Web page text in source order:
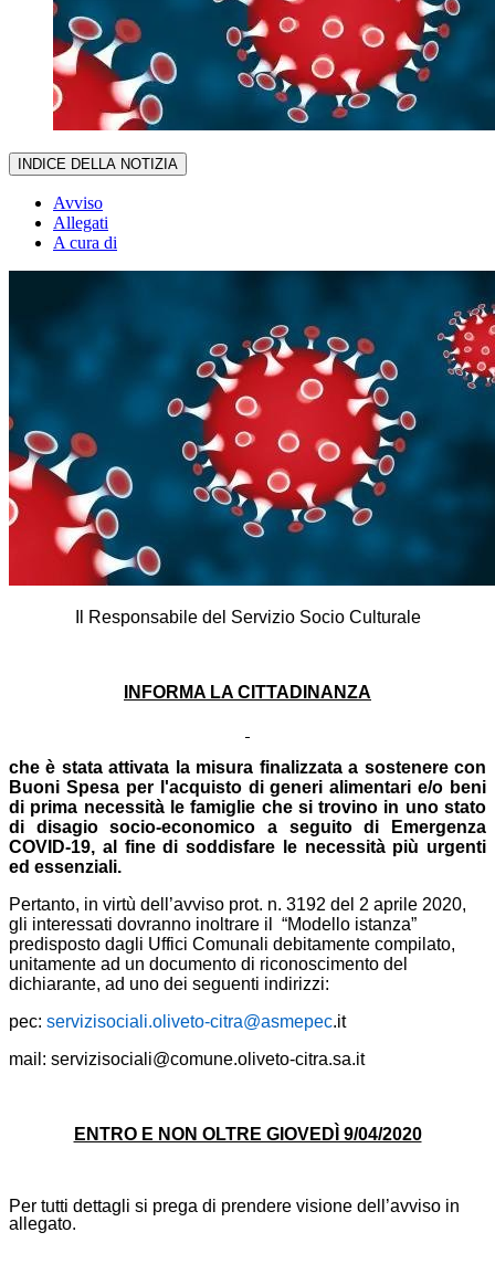
INDICE DELLA NOTIZIA
Avviso
Allegati
A cura di
Il Responsabile del Servizio Socio Culturale
INFORMA LA CITTADINANZA
che è stata attivata la misura finalizzata a sostenere con
Buoni Spesa per l'acquisto di generi alimentari e/o beni
di prima necessità le famiglie che si trovino in uno stato
di disagio socio-economico a seguito di Emergenza
COVID-19, al fine di soddisfare le necessità più urgenti
ed essenziali.
Pertanto, in virtù dell’avviso prot. n. 3192 del 2 aprile 2020,
gli interessati dovranno inoltrare il “Modello istanza”
predisposto dagli Uffici Comunali debitamente compilato,
unitamente ad un documento di riconoscimento del
dichiarante, ad uno dei seguenti indirizzi:
pec: servizisociali.oliveto-citra@asmepec.it
mail: servizisociali@comune.oliveto-citra.sa.it
ENTRO E NON OLTRE GIOVEDÌ 9/04/2020
Per tutti dettagli si prega di prendere visione dell’avviso in
allegato.